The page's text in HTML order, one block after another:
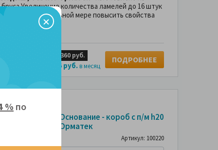
количества ламелей до 16 штук
в значительной мере повысить свойства
2,360 руб.
786 руб.в месяц
ПОДРОБНЕЕ
Основание - короб с п/м h20
Орматек
Артикул: 100220
% по